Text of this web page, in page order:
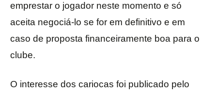
emprestar o jogador neste momento e só
aceita negociá-lo se for em definitivo e em
caso de proposta financeiramente boa para o
clube.
O interesse dos cariocas foi publicado pelo